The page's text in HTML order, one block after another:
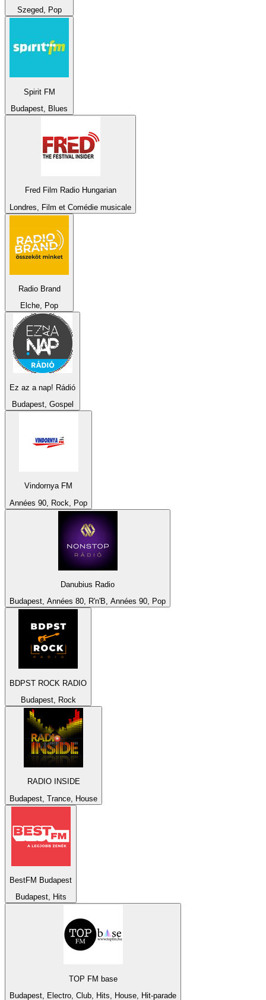
Szeged, Pop
Spirit FM
Budapest, Blues
Fred Film Radio Hungarian
Londres, Film et Comédie musicale
Radio Brand
Elche, Pop
Ez az a nap! Rádió
Budapest, Gospel
Vindornya FM
Années 90, Rock, Pop
Danubius Radio
Budapest, Années 80, R'n'B, Années 90, Pop
BDPST ROCK RADIO
Budapest, Rock
RADIO INSIDE
Budapest, Trance, House
BestFM Budapest
Budapest, Hits
TOP FM base
Budapest, Electro, Club, Hits, House, Hit-parade